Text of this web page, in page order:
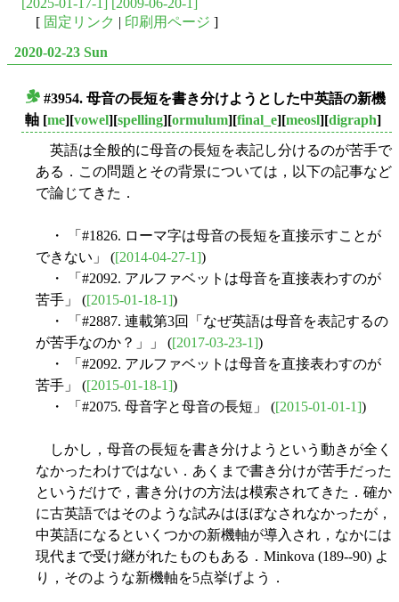
[ 固定リンク | 印刷用ページ ]
2020-02-23 Sun
#3954. 母音の長短を書き分けようとした中英語の新機
軸 [me][vowel][spelling][ormulum][final_e][meosl][digraph]
英語は全般的に母音の長短を表記し分けるのが苦手で
ある．この問題とその背景については，以下の記事など
で論じてきた．
・ 「#1826. ローマ字は母音の長短を直接示すことが
できない」 ([2014-04-27-1])
・ 「#2092. アルファベットは母音を直接表わすのが
苦手」 ([2015-01-18-1])
・ 「#2887. 連載第3回「なぜ英語は母音を表記するの
が苦手なのか？」」 ([2017-03-23-1])
・ 「#2092. アルファベットは母音を直接表わすのが
苦手」 ([2015-01-18-1])
・ 「#2075. 母音字と母音の長短」 ([2015-01-01-1])
しかし，母音の長短を書き分けようという動きが全く
なかったわけではない．あくまで書き分けが苦手だった
というだけで，書き分けの方法は模索されてきた．確か
に古英語ではそのような試みはほぼなされなかったが，
中英語になるといくつかの新機軸が導入され，なかには
現代まで受け継がれたものもある．Minkova (189--90) よ
り，そのような新機軸を5点挙げよう．